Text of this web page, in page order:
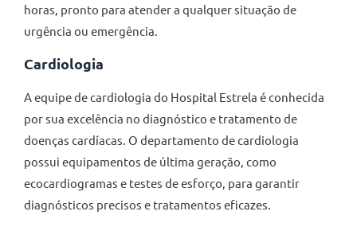
horas, pronto para atender a qualquer situação de
urgência ou emergência.
Cardiologia
A equipe de cardiologia do Hospital Estrela é conhecida
por sua excelência no diagnóstico e tratamento de
doenças cardíacas. O departamento de cardiologia
possui equipamentos de última geração, como
ecocardiogramas e testes de esforço, para garantir
diagnósticos precisos e tratamentos eficazes.